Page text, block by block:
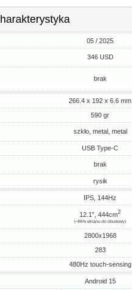
05 / 2025
346 USD
brak
266.4 x 192 x 6.6 mm
590 gr
szkło, metal, metal
USB Type-C
brak
rysik
IPS, 144Hz
12.1", 444cm2
(~86% ekranu do obudowy)
2800x1968
283
480Hz touch-sensing
Android 15